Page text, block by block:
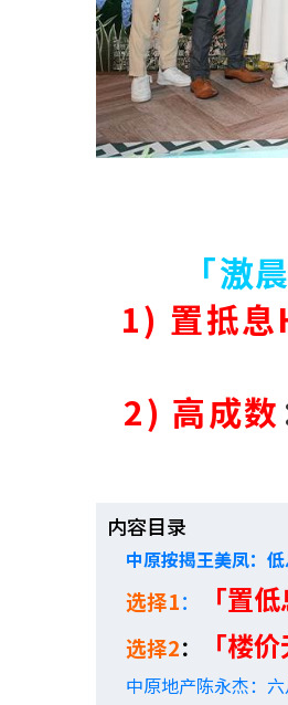
「滶
1) 置抵息
2) 高成数
内容目录
中原按揭王美凤：
选择1： 「置
选择2： 「楼
中原地产陈永杰：